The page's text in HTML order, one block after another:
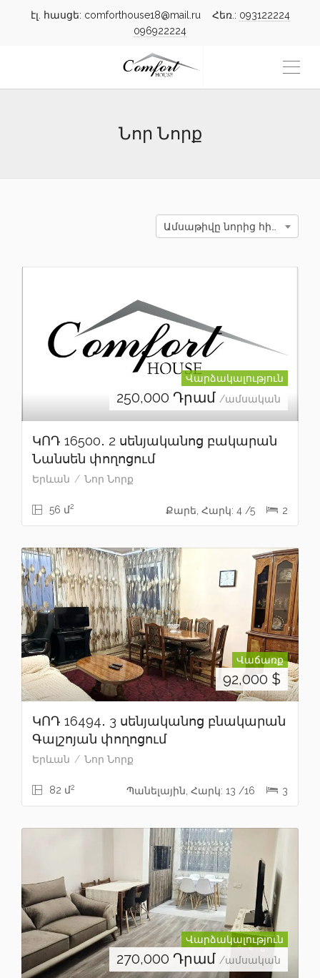
էլ. հասցե: comforthouse18@mail.ru Հեռ.: 093122224
096922224
Նոր Նորք
Վարձակալություն
250,000 Դրամ /ամսական
ԿՈԴ 16500․ 2 սենյականոց բակարան
Նանսեն փողոցում
Երևան Նոր Նորք
56 մ2 Քարե, Հարկ: 4 /5 2
Վաճառք
92,000 $
ԿՈԴ 16494․ 3 սենյականոց բնակարան
Գալշոյան փողոցում
Երևան Նոր Նորք
82 մ2 Պանելային, Հարկ: 13 /16 3
Վարձակալություն
270,000 Դրամ /ամսական